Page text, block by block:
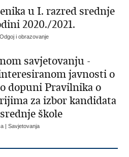
u I. razred srednje
2020./2021.
i obrazovanje
savjetovanju -
javnosti o
dopuni Pravilnika o
za izbor kandidata
škole
| Savjetovanja